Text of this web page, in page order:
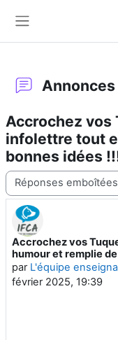
Accrochez vos
infolettre tout
bonnes idées
Type d’affichage
Accrochez vos
humour et remplie
par L'équipe
février 2025, 19:39
Nombre de réponses